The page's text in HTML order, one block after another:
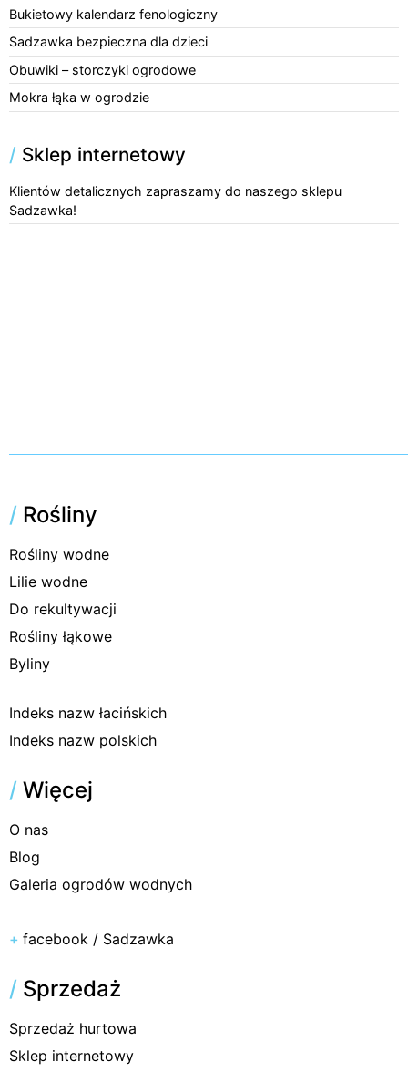
Bukietowy kalendarz fenologiczny
Sadzawka bezpieczna dla dzieci
Obuwiki – storczyki ogrodowe
Mokra łąka w ogrodzie
/ Sklep internetowy
Klientów detalicznych zapraszamy do naszego sklepu
Sadzawka!
/ Rośliny
Rośliny wodne
Lilie wodne
Do rekultywacji
Rośliny łąkowe
Byliny
Indeks nazw łacińskich
Indeks nazw polskich
/ Więcej
O nas
Blog
Galeria ogrodów wodnych
+ facebook / Sadzawka
/ Sprzedaż
Sprzedaż hurtowa
Sklep internetowy